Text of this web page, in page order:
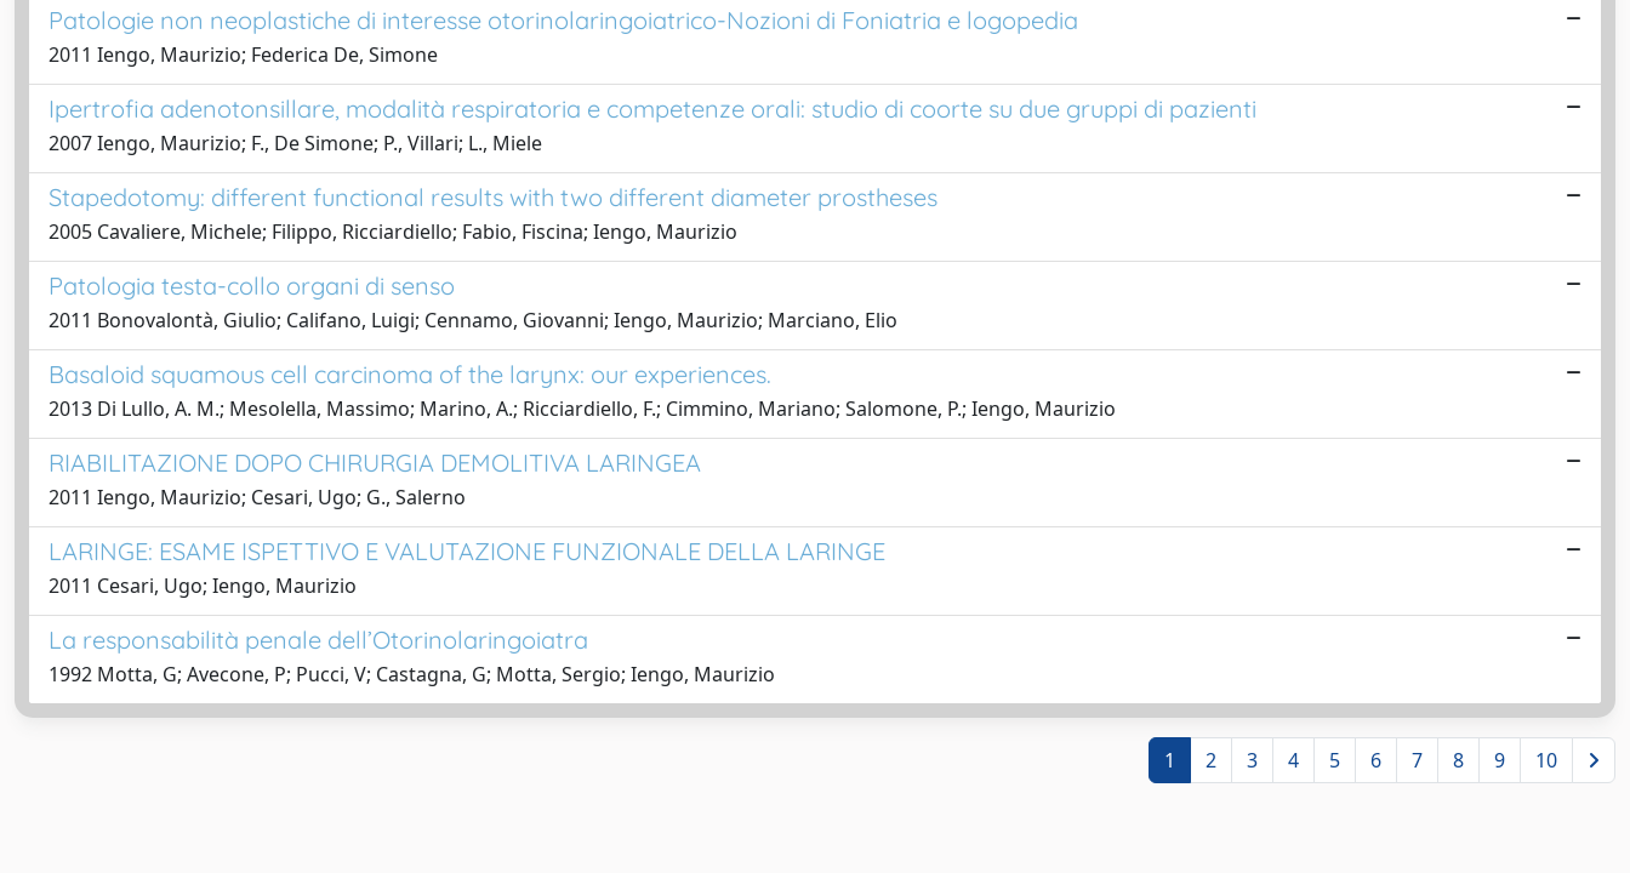
Patologie non neoplastiche di interesse otorinolaringoiatrico-Nozioni di Foniatria e logopedia
2011 Iengo, Maurizio; Federica De, Simone
Ipertrofia adenotonsillare, modalità respiratoria e competenze orali: studio di coorte su due gruppi di pazienti
2007 Iengo, Maurizio; F., De Simone; P., Villari; L., Miele
Stapedotomy: different functional results with two different diameter prostheses
2005 Cavaliere, Michele; Filippo, Ricciardiello; Fabio, Fiscina; Iengo, Maurizio
Patologia testa-collo organi di senso
2011 Bonovalontà, Giulio; Califano, Luigi; Cennamo, Giovanni; Iengo, Maurizio; Marciano, Elio
Basaloid squamous cell carcinoma of the larynx: our experiences.
2013 Di Lullo, A. M.; Mesolella, Massimo; Marino, A.; Ricciardiello, F.; Cimmino, Mariano; Salomone, P.; Iengo, Maurizio
RIABILITAZIONE DOPO CHIRURGIA DEMOLITIVA LARINGEA
2011 Iengo, Maurizio; Cesari, Ugo; G., Salerno
LARINGE: ESAME ISPETTIVO E VALUTAZIONE FUNZIONALE DELLA LARINGE
2011 Cesari, Ugo; Iengo, Maurizio
La responsabilità penale dell’Otorinolaringoiatra
1992 Motta, G; Avecone, P; Pucci, V; Castagna, G; Motta, Sergio; Iengo, Maurizio
1 2 3 4 5 6 7 8 9 10